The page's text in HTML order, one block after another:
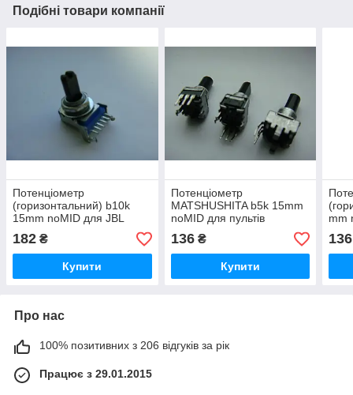
Подібні товари компанії
Потенціометр
(горизонтальний) b10k
15mm noMID для JBL
lsr305
182 ₴
Купити
Потенціометр
MATSHUSHITA b5k 15mm
noMID для пультів
136₴
Купити
mm
136
Про нас
100% позитивних з 206 відгуків за рік
Працює з 29.01.2015